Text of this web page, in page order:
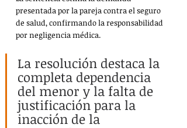
presentada por la pareja contra el seguro
de salud, confirmando la responsabilidad
por negligencia médica.
La resolución destaca la
completa dependencia
del menor y la falta de
justificación para la
inacción de la